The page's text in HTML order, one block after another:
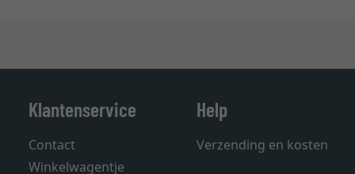
Klantenservice
Contact
Winkelwagentje
Help
Verzending en kosten